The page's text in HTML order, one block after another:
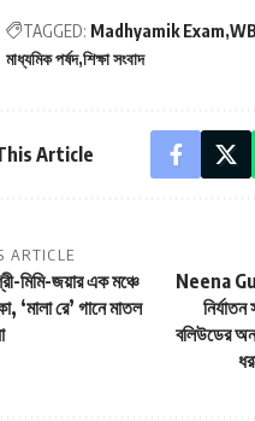
সেই উত্তর অন্যদের সঙ্গে ভাগ
উঠেছে।
পর্ষদ সূত্রে খবর, এই ঘটনার পর সংশ্লিষ্ট
জেলা অনুযায়ী ধরা পড়ার ঘটনা—
গার্ডেনরিচ: ৪ জন
উত্তর ২৪ পরগনা, পূর্ব
TAGGED: Madhyamik Exam
মাধ্যমিক পর্ষদ শিক্ষা সংবাদ
Article
ARTICLE
মিমি-জয়ার এক মঞ্চে
‘মালা রে’ গানে মাতল
Neena
বলিউডের